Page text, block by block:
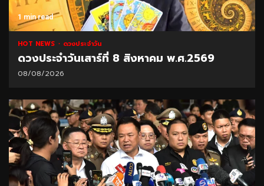
1 min read
HOT NEWS ดวงประจำวัน
ดวงประจำวันเสาร์ที่ 8 สิงหาคม พ.ศ.2569
08/08/2026